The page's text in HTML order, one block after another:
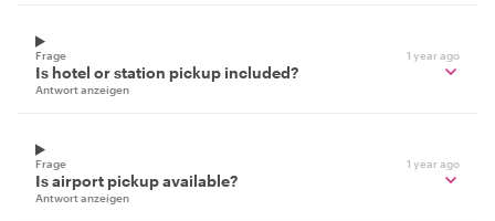
Frage 1 year ago
Is hotel or station pickup included?
Antwort anzeigen
Frage 1 year ago
Is airport pickup available?
Antwort anzeigen